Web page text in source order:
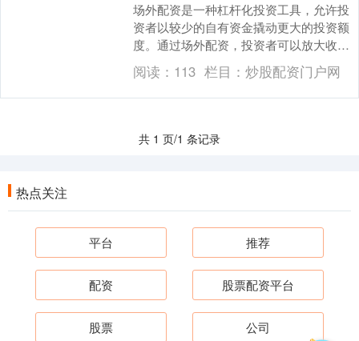
场外配资是一种杠杆化投资工具，允许投
资者以较少的自有资金撬动更大的投资额
度。通过场外配资，投资者可以放大收
益，但同时也要承担更高的风险。 其次，
专业的股票配资服....
阅读： 113 栏目： 炒股配资门户网
共 1 页/1 条记录
热点关注
平台 推荐
配资 股票配资平台
股票 公司